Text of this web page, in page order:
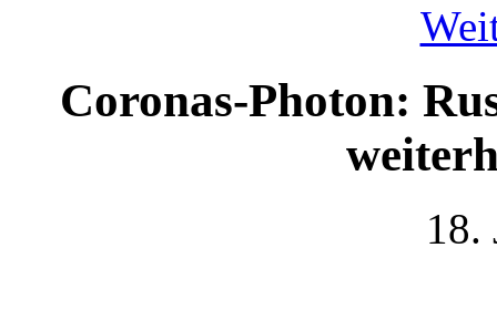
Coronas-Photon:
18.